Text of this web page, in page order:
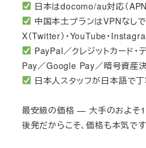
日本はdocomo/au対応（
中国本土プランはVPNなし
X（Twitter）・YouTube・
PayPal／クレジットカード・
Pay／Google Pay／暗号資産
日本人スタッフが日本語で丁
最安級の価格 — 大手のおよそ1/
後発だからこそ、価格も本気です